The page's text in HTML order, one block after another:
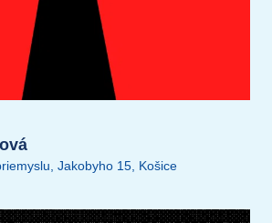
Jakobyho 15, Košice